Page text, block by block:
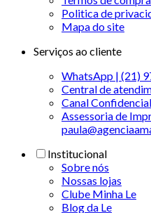
Politica de
Mapa do site
Serviços ao cliente
WhatsApp | (21)
Central de
Canal Confidencial
Assessoria de
Institucional
Sobre nós
Nossas lojas
Clube Minha Le
Blog da Le